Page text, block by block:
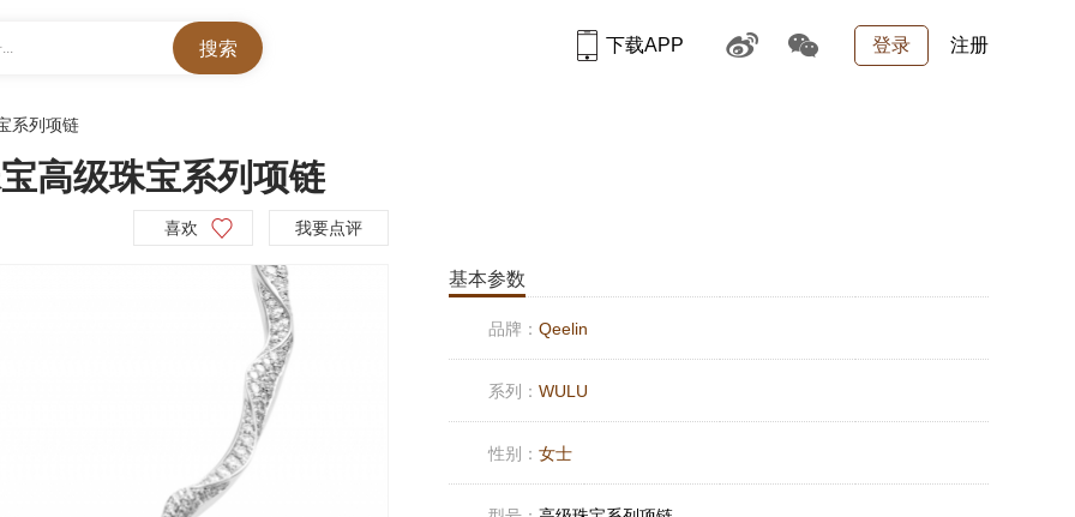
登录 注册
下载APP
系列项链
高级珠宝系列项链
喜欢 我要点评
基本参数
品牌： Qeelin
系列： WULU
性别： 女士